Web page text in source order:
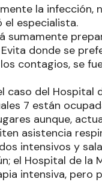
la infección,
especialista.
sumamente
donde se
contagios, se
caso del Hospital
7 están
aunque,
asistencia
intensivos y
el Hospital de la
intensiva, pero